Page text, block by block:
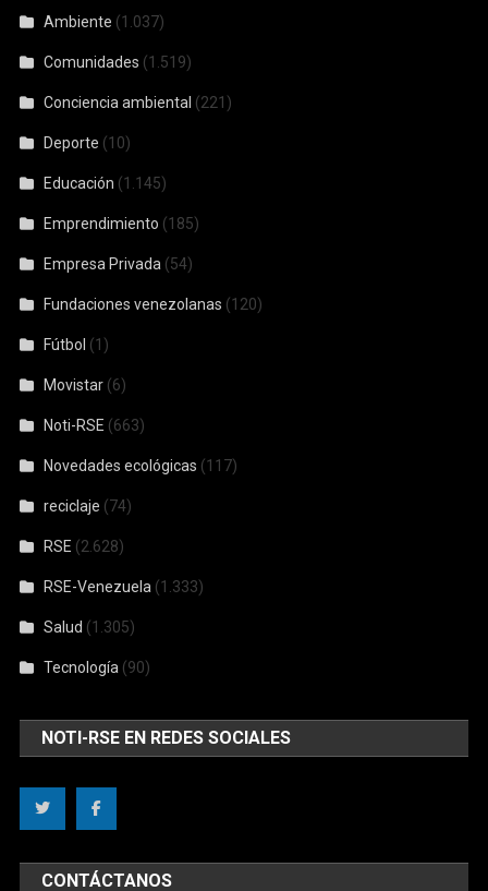
Ambiente (1.037)
Comunidades (1.519)
Conciencia ambiental (221)
Deporte (10)
Educación (1.145)
Emprendimiento (185)
Empresa Privada (54)
Fundaciones venezolanas (120)
Fútbol (1)
Movistar (6)
Noti-RSE (663)
Novedades ecológicas (117)
reciclaje (74)
RSE (2.628)
RSE-Venezuela (1.333)
Salud (1.305)
Tecnología (90)
NOTI-RSE EN REDES SOCIALES
CONTÁCTANOS